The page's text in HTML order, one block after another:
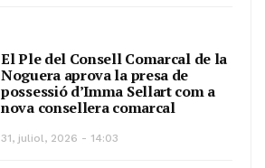
El Ple del Consell Comarcal de la
Noguera aprova la presa de
possessió d’Imma Sellart com a
nova consellera comarcal
31, juliol, 2026 - 14:03